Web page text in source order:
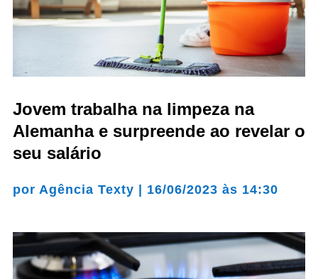
Jovem trabalha na limpeza na
Alemanha e surpreende ao revelar o
seu salário
por Agência Texty | 16/06/2023 às 14:30